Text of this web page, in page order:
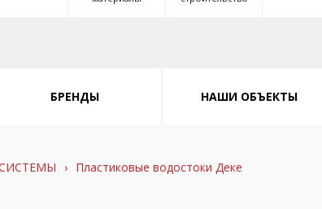
БРЕНДЫ НАШИ ОБЪЕКТЫ
› Пластиковые водостоки Деке